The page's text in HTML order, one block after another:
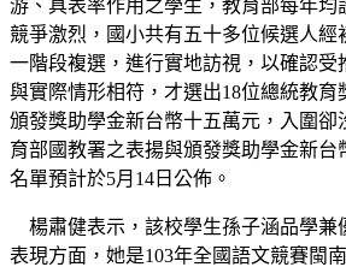
游、具表率作用之學生，教育部每年均
競爭激烈，國小共有五十多位候選人經
一階段複選，進行實地訪視，以確認受
與實際情形相符，才選出18位總統教
頒發獎助學金新台幣十五萬元，入圍卻
育部國教署之表揚與頒發獎助學金新台
名單預計於5月14日公佈。
楊肅健表示，該校學生孫子涵品學兼
表現方面，她是103年全國語文競賽閩